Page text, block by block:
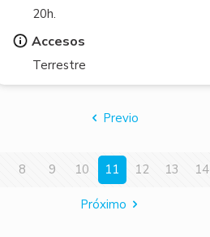
20h.
Accesos
Terrestre
Previo
8 9 10 11 12 13 14
Próximo